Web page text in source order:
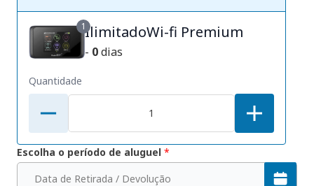
1IlimitadoWi-fi Premium
- 0dias
Quantidade
Escolha o período de aluguel *
Data de Retirada / Devolução